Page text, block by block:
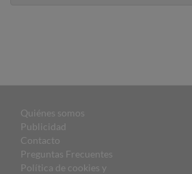
Quiénes somos
Publicidad
Contacto
Preguntas Frecuentes
Política de cookies y